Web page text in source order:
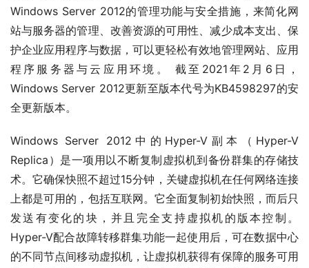
Windows Server 2012的管理功能与安全措施，来简化网
站与服务器的管理、改善资源的可用性、减少成本支出、保
护企业应用程序与数据，可以更轻松有效地管理网站、应用
程序服务器与云应用环境。 截至2021年2月6日，
Windows Server 2012更新至版本代号为KB4598297的安
全更新版本。
Windows Server 2012中的Hyper-V副本（Hyper-V
Replica）是一项用以不断复制虚拟机到备份群集的存储技
术。它确保快照不超过15分钟，关键虚拟机在任何网络连接
上都是可用的，包括互联网。它全面复制初始快照，而后只
发送有变化的块，并且完全支持虚拟机的版本控制。
Hyper-V配合故障转移群集功能一起使用后，可在数据中心
的不同节点间移动虚拟机，让虚拟机获得有保障的服务可用